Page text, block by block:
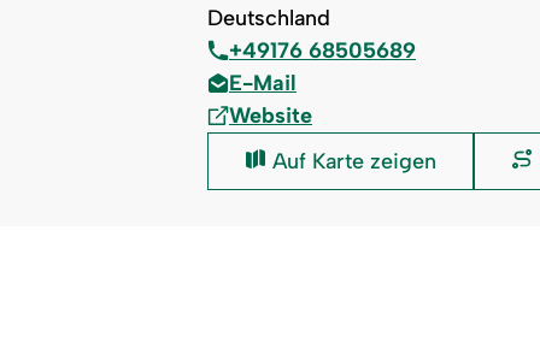
Deutschland
+49176 68505689
E-Mail
Website
Martés
Auf Karte zeigen